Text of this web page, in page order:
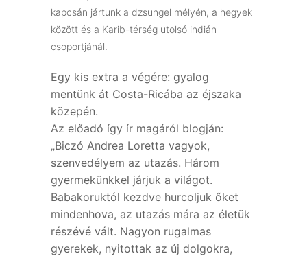
kapcsán jártunk a dzsungel mélyén, a hegyek
között és a Karib-térség utolsó indián
csoportjánál.
Egy kis extra a végére: gyalog
mentünk át Costa-Ricába az éjszaka
közepén.
Az előadó így ír magáról blogján:
„Biczó Andrea Loretta vagyok,
szenvedélyem az utazás. Három
gyermekünkkel járjuk a világot.
Babakoruktól kezdve hurcoljuk őket
mindenhova, az utazás mára az életük
részévé vált. Nagyon rugalmas
gyerekek, nyitottak az új dolgokra,